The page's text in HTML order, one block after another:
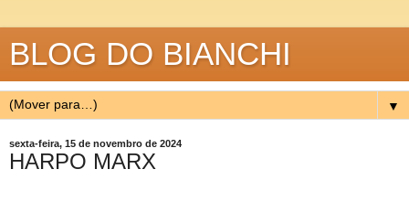
BLOG DO BIANCHI
▼
sexta-feira, 15 de novembro de 2024
HARPO MARX